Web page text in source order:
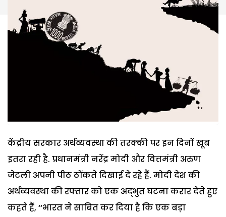
केंद्रीय सरकार अर्थव्यवस्था की तरक्की पर इन दिनों खूब
इतरा रही है. प्रधानमंत्री नरेंद्र मोदी और वित्तमंत्री अरुण
जेटली अपनी पीठ ठोंकते दिखाई दे रहे हैं. मोदी देश की
अर्थव्यवस्था की रफ्तार को एक अद्भुत घटना करार देते हुए
कहते हैं, ‘‘भारत ने साबित कर दिया है कि एक बड़ा